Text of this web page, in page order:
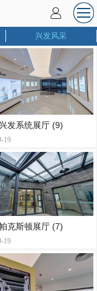
兴发风采
发系统展厅 (9)
19
克斯顿展厅 (7)
19